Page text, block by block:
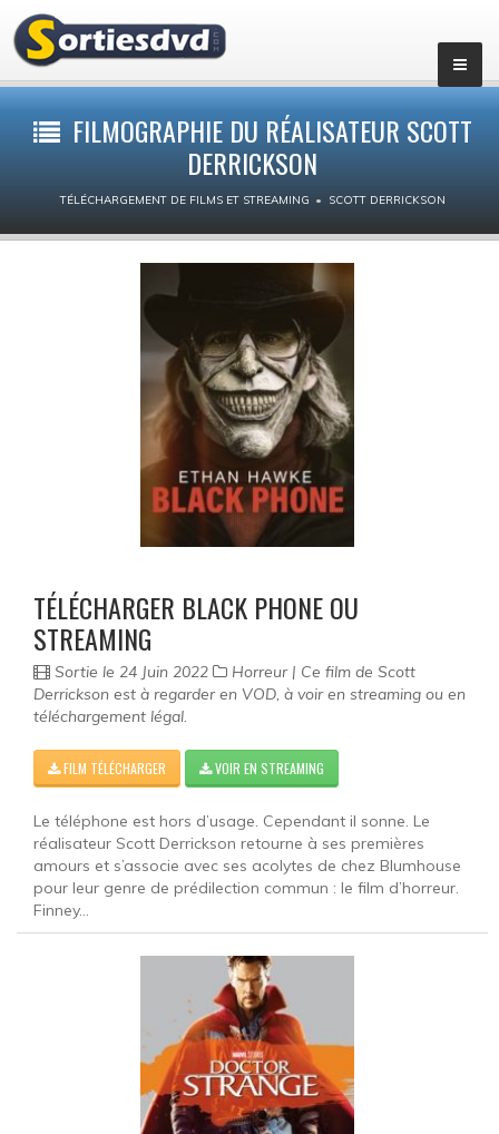
Animation
Comédie dramatique
Fantastique
Guerre
Film historique
Horreur
Policier
Romance
FILMOGRAPHIE DU RÉALISATEUR SCOTT
DERRICKSON
TÉLÉCHARGEMENT DE FILMS ET STREAMING SCOTT DERRICKSON
TÉLÉCHARGER BLACK PHONE OU
STREAMING
Sortie le 24 Juin 2022
Horreur | Ce film de Scott
Derrickson est à regarder en VOD, à voir en streaming ou en
téléchargement légal.
FILM TÉLÉCHARGER VOIR EN STREAMING
Le téléphone est hors d’usage. Cependant il sonne. Le
réalisateur Scott Derrickson retourne à ses premières
amours et s’associe avec ses acolytes de chez Blumhouse
pour leur genre de prédilection commun : le film d’horreur.
Finney...